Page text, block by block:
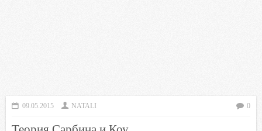
09.05.2015 NATALI 0